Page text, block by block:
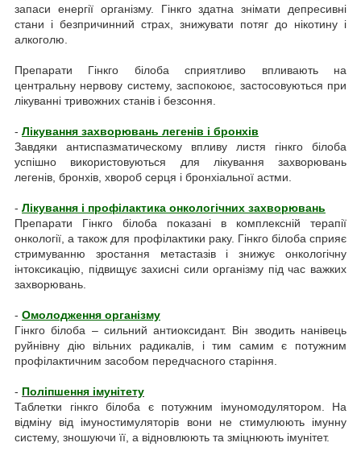
запаси енергії організму. Гінкго здатна знімати депресивні
стани і безпричинний страх, знижувати потяг до нікотину і
алкоголю.
Препарати Гінкго білоба сприятливо впливають на
центральну нервову систему, заспокоює, застосовуються при
лікуванні тривожних станів і безсоння.
- Лікування захворювань легенів і бронхів
Завдяки антиспазматическому впливу листя гінкго білоба
успішно використовуються для лікування захворювань
легенів, бронхів, хвороб серця і бронхіальної астми.
- Лікування і профілактика онкологічних захворювань
Препарати Гінкго білоба показані в комплексній терапії
онкології, а також для профілактики раку. Гінкго білоба сприяє
стримуванню зростання метастазів і знижує онкологічну
інтоксикацію, підвищує захисні сили організму під час важких
захворювань.
- Омолодження організму
Гінкго білоба – сильний антиоксидант. Він зводить нанівець
руйнівну дію вільних радикалів, і тим самим є потужним
профілактичним засобом передчасного старіння.
- Поліпшення імунітету
Таблетки гінкго білоба є потужним імуномодулятором. На
відміну від імуностимуляторів вони не стимулюють імунну
систему, зношуючи її, а відновлюють та зміцнюють імунітет.